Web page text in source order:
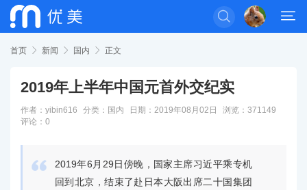


首页  新闻  国内  正文
2019年上半年中国元首外交纪实
作者：yibin616 分类： 国内 日期：2019年08月02日
浏览：371149
评论：0

2019年6月29日傍晚，国家主席习近平乘专机
回到北京，结束了赴日本大阪出席二十国集团